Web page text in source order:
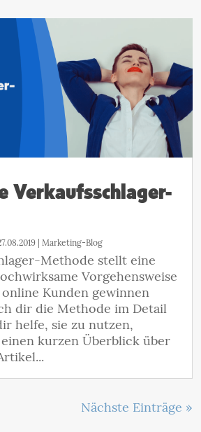
Verkaufsschlager-
| Marketing-Blog
Methode stellt eine
Vorgehensweise
Kunden gewinnen
dir die Methode im Detail
helfe, sie zu nutzen,
kurzen Überblick über
Nächste Einträge »